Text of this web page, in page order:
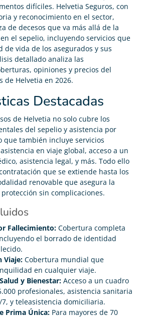
difíciles. Helvetia Seguros, con
y reconocimiento en el sector,
de decesos que va más allá de la
el sepelio, incluyendo servicios que
de vida de los asegurados y sus
detallado analiza las
opiniones y precios del
de Helvetia en 2026.
Destacadas
de Helvetia no solo cubre los
del sepelio y asistencia por
que también incluye servicios
en viaje global, acceso a un
asistencia legal, y más. Todo ello
que se extiende hasta los
renovable que asegura la
sin complicaciones.
Fallecimiento: Cobertura completa
el borrado de identidad
Viaje: Cobertura mundial que
en cualquier viaje.
y Bienestar: Acceso a un cuadro
profesionales, asistencia sanitaria
y teleasistencia domiciliaria.
Prima Única: Para mayores de 70